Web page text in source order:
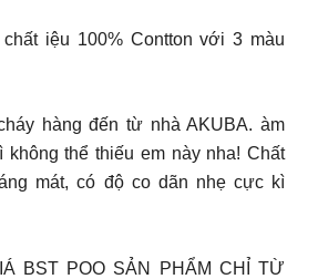
iệu 100% Contton với 3 màu
hàng đến từ nhà AKUBA. àm
thể thiếu em này nha! Chất
mát, có độ co dãn nhẹ cực kì
BST POO SẢN PHẨM CHỈ TỪ